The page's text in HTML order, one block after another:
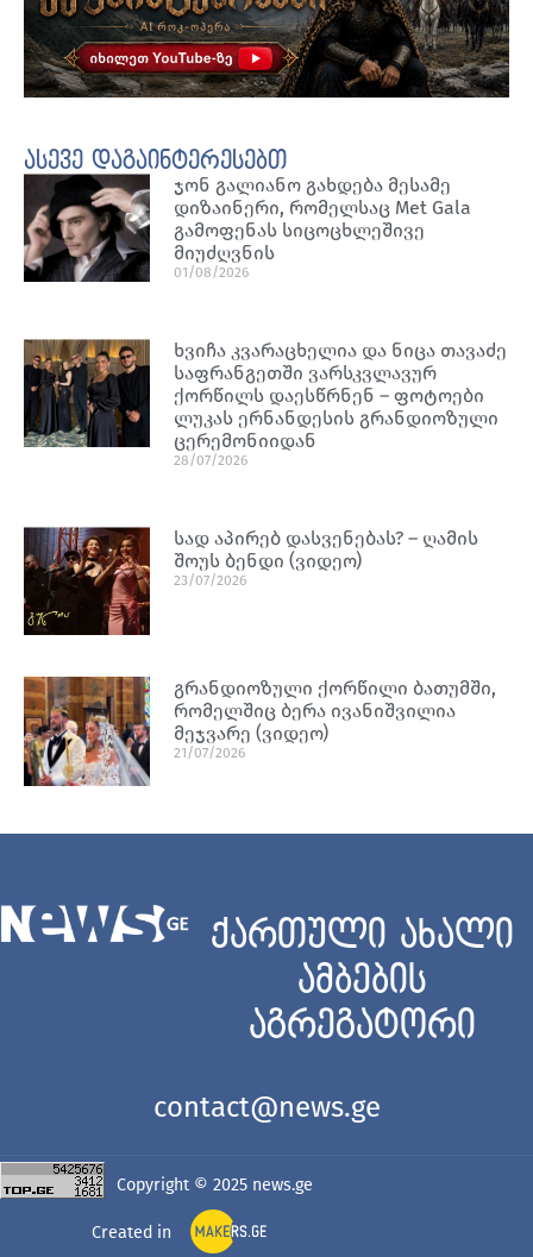
ასევე დაგაინტერესებთ
ჯონ გალიანო გახდება მესამე
დიზაინერი, რომელსაც Met Gala
გამოფენას სიცოცხლეშივე
მიუძღვნის
01/08/2026
ხვიჩა კვარაცხელია და ნიცა თავაძე
საფრანგეთში ვარსკვლავურ
ქორწილს დაესწრნენ – ფოტოები
ლუკას ერნანდესის გრანდიოზული
ცერემონიიდან
28/07/2026
სად აპირებ დასვენებას? – ღამის
შოუს ბენდი (ვიდეო)
23/07/2026
გრანდიოზული ქორწილი ბათუმში,
რომელშიც ბერა ივანიშვილია
მეჯვარე (ვიდეო)
21/07/2026
ქართული ახალი
ამბების
აგრეგატორი
contact@news.ge
Copyright © 2025 news.ge
Created in